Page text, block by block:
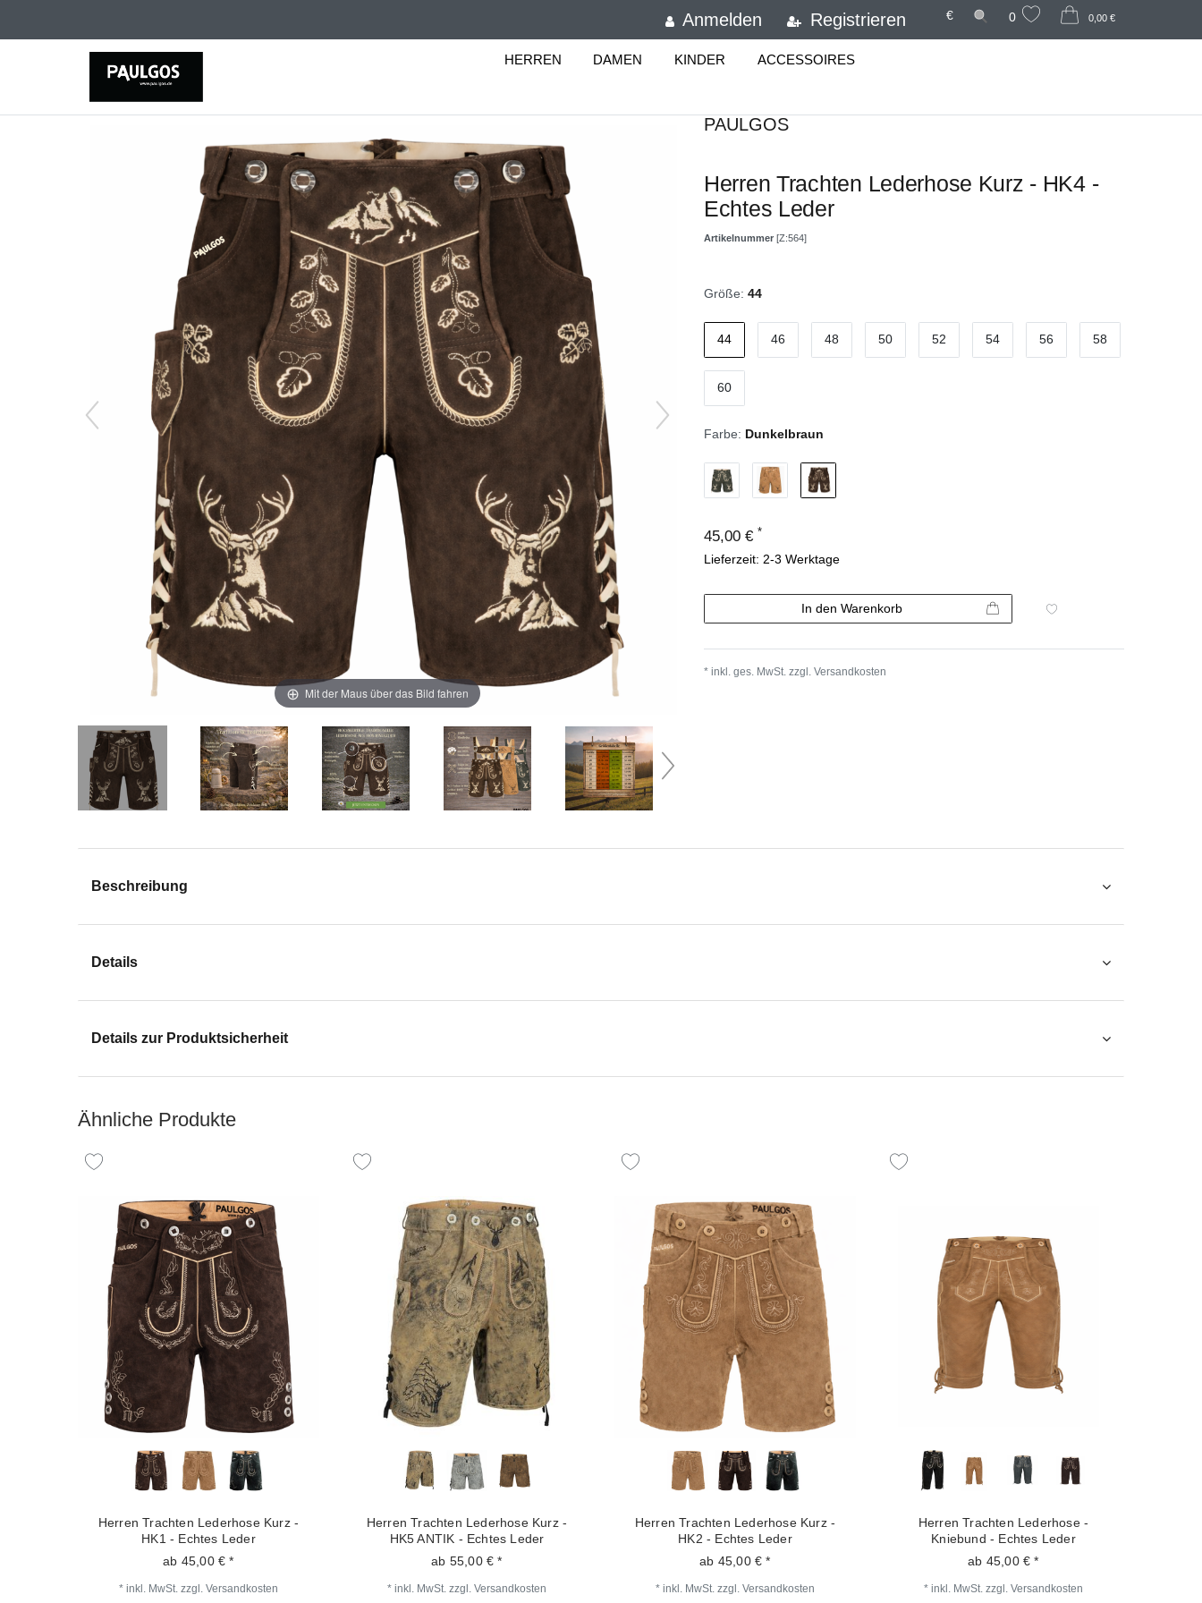
Anmelden Registrieren € 0 0,00 €
HERREN DAMEN KINDER ACCESSOIRES
Mit der Maus über das Bild fahren
PAULGOS
Herren Trachten Lederhose Kurz - HK4 -
Echtes Leder
Artikelnummer [Z:564]
Größe: 44
44 46 48 50 52 54 56 58
60
Farbe: Dunkelbraun
45,00 € *
Lieferzeit: 2-3 Werktage
In den Warenkorb
* inkl. ges. MwSt. zzgl. Versandkosten
Beschreibung
Details
Details zur Produktsicherheit
Ähnliche Produkte
Herren Trachten Lederhose Kurz -
HK1 - Echtes Leder
ab 45,00 € *
* inkl. MwSt. zzgl. Versandkosten
Herren Trachten Lederhose Kurz -
HK5 ANTIK - Echtes Leder
ab 55,00 € *
* inkl. MwSt. zzgl. Versandkosten
Herren Trachten Lederhose Kurz -
HK2 - Echtes Leder
ab 45,00 € *
* inkl. MwSt. zzgl. Versandkosten
Herren Trachten Lederhose -
Kniebund - Echtes Leder
ab 45,00 € *
* inkl. MwSt. zzgl. Versandkosten